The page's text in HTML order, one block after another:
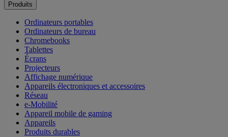
Produits
Ordinateurs portables
Ordinateurs de bureau
Chromebooks
Tablettes
Écrans
Projecteurs
Affichage numérique
Appareils électroniques et accessoires
Réseau
e-Mobilité
Appareil mobile de gaming
Appareils
Produits durables